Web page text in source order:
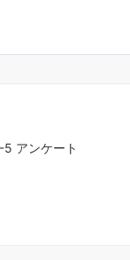
5 アンケート